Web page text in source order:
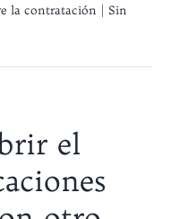
la contratación
Sin
el